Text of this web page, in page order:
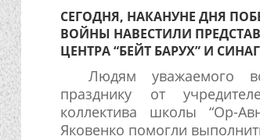
СЕГОДНЯ, НАКАНУНЕ ДНЯ
ВОЙНЫ НАВЕСТИЛИ
ЦЕНТРА “БЕЙТ БАРУХ” И
Людям уважаемого
празднику от
коллектива школы “Ор-
Яковенко помогли